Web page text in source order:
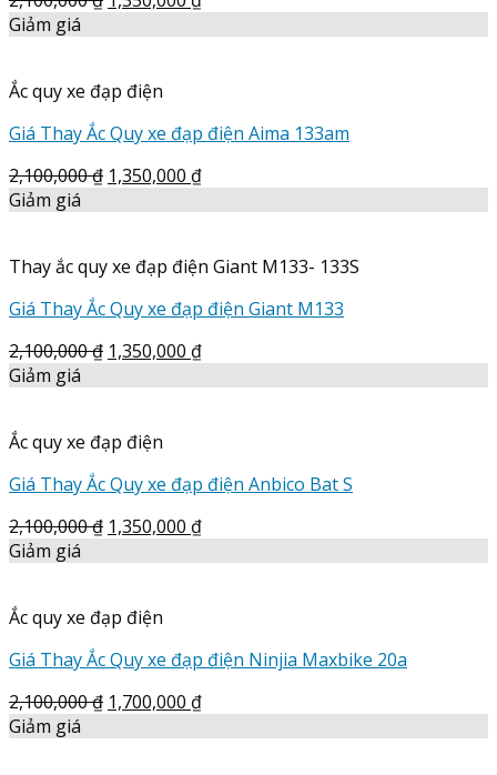
Giảm giá
Ắc quy xe đạp điện
Giá Thay Ắc Quy xe đạp điện Aima 133am
2,100,000₫ 1,350,000 ₫
Giảm giá
Thay ắc quy xe đạp điện Giant M133- 133S
Giá Thay Ắc Quy xe đạp điện Giant M133
2,100,000₫ 1,350,000 ₫
Giảm giá
Ắc quy xe đạp điện
Giá Thay Ắc Quy xe đạp điện Anbico Bat S
2,100,000₫ 1,350,000 ₫
Giảm giá
Ắc quy xe đạp điện
Giá Thay Ắc Quy xe đạp điện Ninjia Maxbike 20a
2,100,000₫ 1,700,000 ₫
Giảm giá